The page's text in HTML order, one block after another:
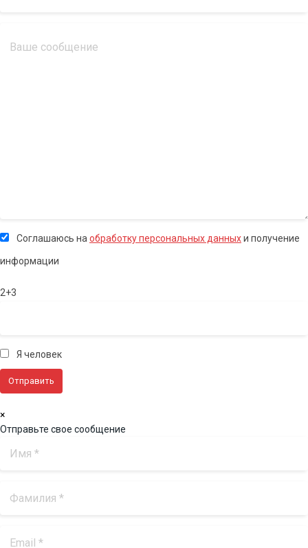
Соглашаюсь на обработку персональных данныхи получение
информации
2+3
Я человек
×
Отправьте свое сообщение